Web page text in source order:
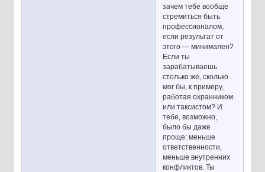
зачем тебе вообще
стремиться быть
профессионалом,
если результат от
этого — минимален?
Если ты
зарабатываешь
столько же, сколько
мог бы, к примеру,
работая охранником
или таксистом? И
тебе, возможно,
было бы даже
проще: меньше
ответственности,
меньше внутренних
конфликтов. Ты